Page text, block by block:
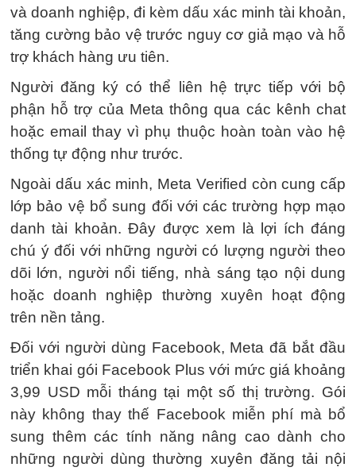
và doanh nghiệp, đi kèm dấu xác minh tài khoản,
tăng cường bảo vệ trước nguy cơ giả mạo và hỗ
trợ khách hàng ưu tiên.
Người đăng ký có thể liên hệ trực tiếp với bộ
phận hỗ trợ của Meta thông qua các kênh chat
hoặc email thay vì phụ thuộc hoàn toàn vào hệ
thống tự động như trước.
Ngoài dấu xác minh, Meta Verified còn cung cấp
lớp bảo vệ bổ sung đối với các trường hợp mạo
danh tài khoản. Đây được xem là lợi ích đáng
chú ý đối với những người có lượng người theo
dõi lớn, người nổi tiếng, nhà sáng tạo nội dung
hoặc doanh nghiệp thường xuyên hoạt động
trên nền tảng.
Đối với người dùng Facebook, Meta đã bắt đầu
triển khai gói Facebook Plus với mức giá khoảng
3,99 USD mỗi tháng tại một số thị trường. Gói
này không thay thế Facebook miễn phí mà bổ
sung thêm các tính năng nâng cao dành cho
những người dùng thường xuyên đăng tải nội